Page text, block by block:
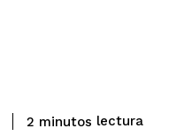
2 minutos lectura